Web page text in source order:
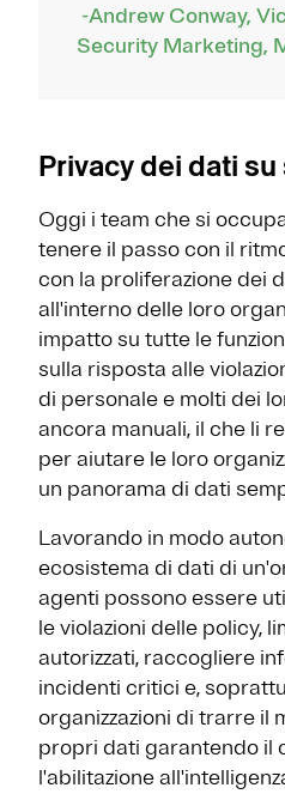
-Andrew Conway,
Security Marketing,
Privacy dei dati
Oggi i team che si
tenere il passo con il
con la proliferazione dei
all'interno delle loro
impatto su tutte le
sulla risposta alle
di personale e molti dei
ancora manuali, il che li
per aiutare le loro
un panorama di dati
Lavorando in modo
ecosistema di dati di
agenti possono essere
le violazioni delle policy,
autorizzati, raccogliere
incidenti critici e,
organizzazioni di trarre il
propri dati garantendo il
l'abilitazione